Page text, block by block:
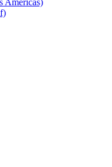
Americas)